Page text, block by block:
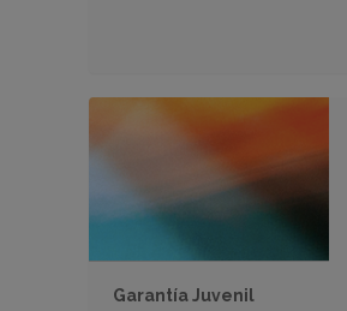
Garantía Juvenil